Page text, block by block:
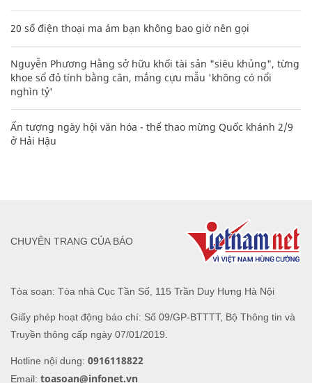
20 số điện thoại ma ám bạn không bao giờ nên gọi
Nguyễn Phương Hằng sở hữu khối tài sản "siêu khủng", từng
khoe sổ đỏ tính bằng cân, mắng cựu mẫu 'không có nổi
nghìn tỷ'
Ấn tượng ngày hội văn hóa - thể thao mừng Quốc khánh 2/9
ở Hải Hậu
Tòa soạn: Tòa nhà Cục Tần Số, 115 Trần Duy Hưng Hà Nội
Giấy phép hoạt động báo chí: Số 09/GP-BTTTT, Bộ Thông tin và
Truyền thông cấp ngày 07/01/2019.
Hotline nội dung: 0916118822
Email: toasoan@infonet.vn
CHUYÊN TRANG CỦA BÁO